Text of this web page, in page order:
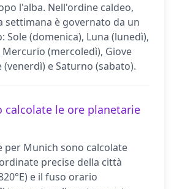
l'alba. Nell'ordine caldeo,
settimana è governato da un
Sole (domenica), Luna (lunedì),
(mercoledì), Giove
(venerdì) e Saturno (sabato).
calcolate le ore planetarie
per Munich sono calcolate
precise della città
e il fuso orario